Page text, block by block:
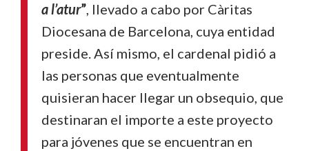
a l’atur”, llevado a cabo por Càritas
Diocesana de Barcelona, cuya entidad
preside. Así mismo, el cardenal pidió a
las personas que eventualmente
quisieran hacer llegar un obsequio, que
destinaran el importe a este proyecto
para jóvenes que se encuentran en